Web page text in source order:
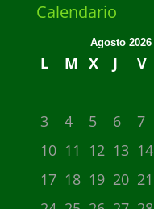
Calendario
Agosto 2026
L M X J V
3
4 5 6 7
10 11 12 13 14
17 18 19 20 21